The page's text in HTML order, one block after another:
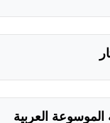
الموسوعة العربية